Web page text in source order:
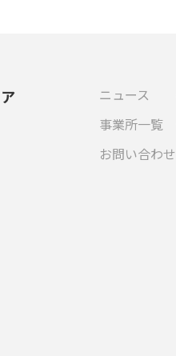
ニュース
事業所一覧
お問い合わせ